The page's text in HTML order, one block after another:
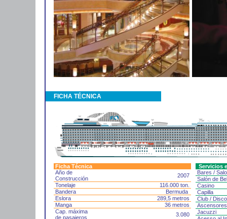
FICHA TÉCNICA
Ficha Técnica
Año de
Construcción
2007
Tonelaje
116.000 ton.
Bandera
Bermuda
Eslora
289,5 metros
Manga
36 metros
Cap. máxima
de pasajeros
3.080
Servicios
Bares /
Salón de
Casino
Capilla
Club /
Jacuzzi